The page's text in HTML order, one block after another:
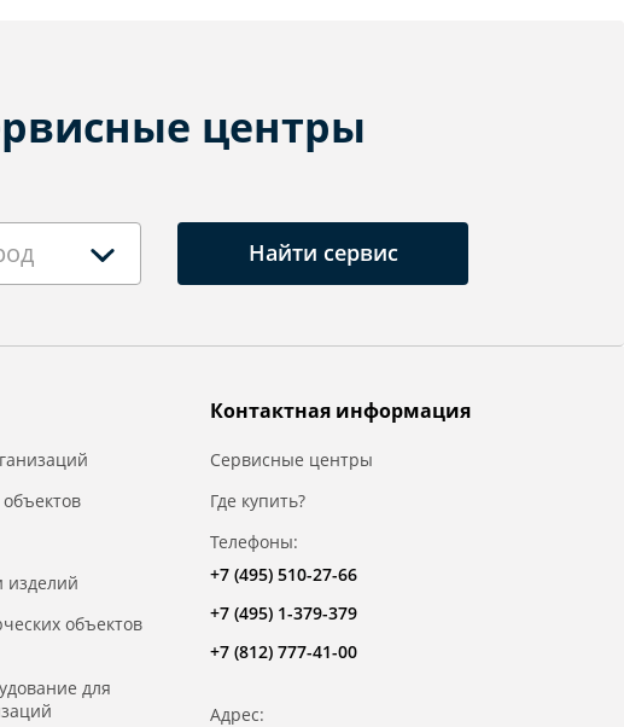
центры
Найти сервис
изделий
объектов
для
Контактная информация
Сервисные центры
Где купить?
Телефоны:
+7 (495) 510-27-66
+7 (495) 1-379-379
+7 (812) 777-41-00
Адрес: